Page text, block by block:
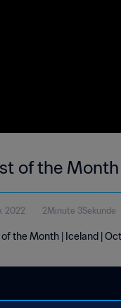
of the
2022 2Minute 3Sekunde
of the Month | Iceland |